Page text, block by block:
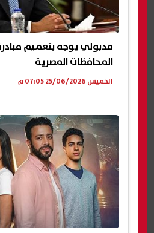
مدبولي يوجه بتعميم
المحافظات المصرية
الخميس 25/06/2026 07:05 م